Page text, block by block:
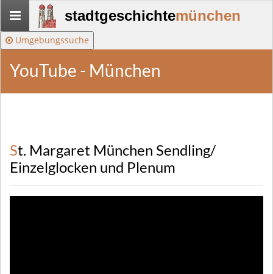
Stadtgeschichte-
München
stadtgeschichtemünchen
Umgebungssuche
YouTube - München
St. Margaret München Sendling/
Einzelglocken und Plenum